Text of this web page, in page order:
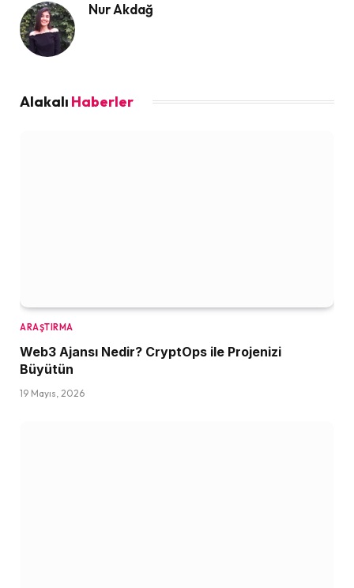
Nur Akdağ
Alakalı Haberler
ARAŞTIRMA
Web3 Ajansı Nedir? CryptOps ile Projenizi
Büyütün
19 Mayıs, 2026